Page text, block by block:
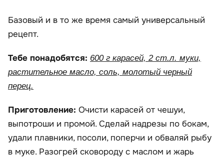
Базовый и в то же время самый универсальный
рецепт.
Тебе понадобятся: 600 г карасей, 2 ст.л. муки,
растительное масло, соль, молотый черный
перец.
Приготовление: Очисти карасей от чешуи,
выпотроши и промой. Сделай надрезы по бокам,
удали плавники, посоли, поперчи и обваляй рыбу
в муке. Разогрей сковороду с маслом и жарь